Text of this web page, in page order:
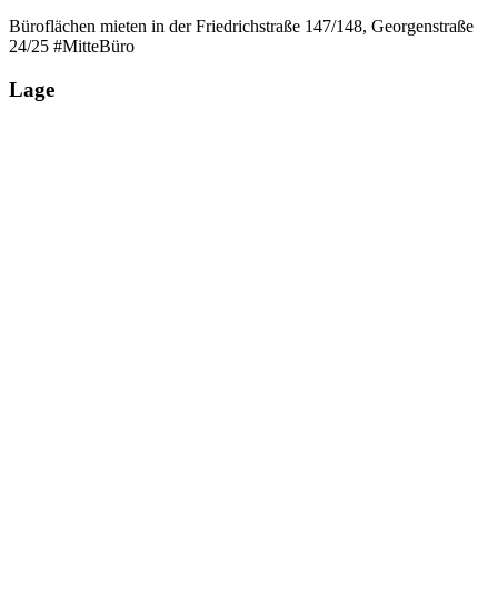
Büroflächen mieten in der Friedrichstraße 147/148, Georgenstraße
24/25 #MitteBüro
Lage